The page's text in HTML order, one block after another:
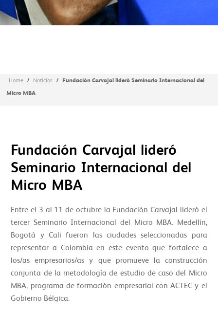
Home / Noticias / Fundación Carvajal lideró Seminario Internacional del
Micro MBA
Fundación Carvajal lideró
Seminario Internacional del
Micro MBA
Entre el 3 al 11 de octubre la Fundación Carvajal lideró el
tercer Seminario Internacional del Micro MBA. Medellín,
Bogotá y Cali fueron las ciudades seleccionadas para
representar a Colombia en este evento que fortalece a
los/as empresarios/as y que promueve la construcción
conjunta de la metodología de estudio de caso del Micro
MBA, programa de formación empresarial con ACTEC y el
Gobierno Bélgica.